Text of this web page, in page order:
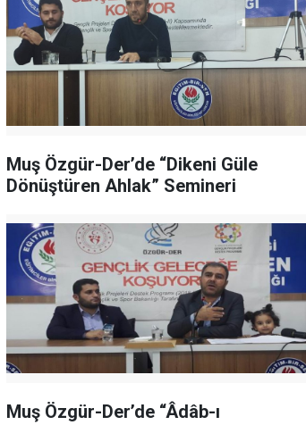
Muş Özgür-Der’de “Dikeni Güle
Dönüştüren Ahlak” Semineri
Muş Özgür-Der’de “Âdâb-ı